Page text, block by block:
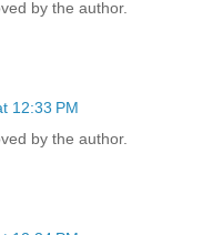
by the author.
12:33 PM
by the author.